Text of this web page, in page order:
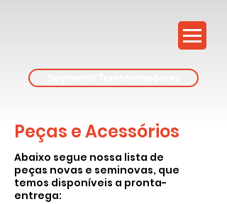
Peças e Acessórios
Abaixo segue nossa lista de
peças novas e seminovas, que
temos disponíveis a pronta-
entrega: